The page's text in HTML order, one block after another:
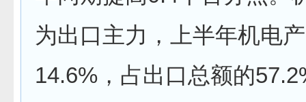
为出口主力，上半年机电
14.6%，占出口总额的